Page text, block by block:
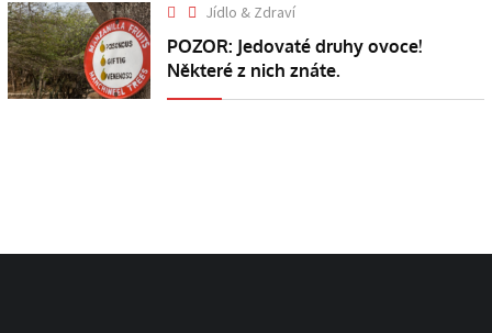
Jídlo & Zdraví
POZOR: Jedovaté druhy ovoce!
Některé z nich znáte.